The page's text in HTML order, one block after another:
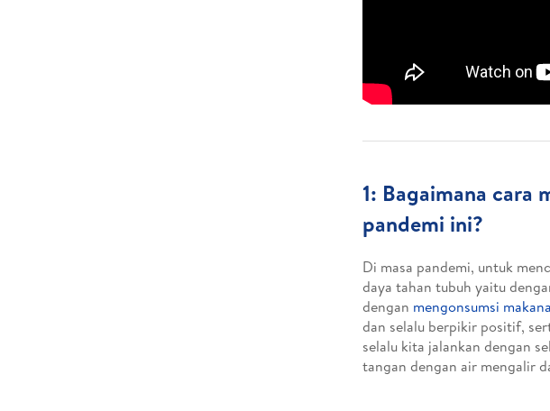
1: Bagaimana cara
pandemi ini?
Di masa pandemi, untuk
daya tahan tubuh yaitu
dengan mengonsumsi
dan selalu berpikir positif,
selalu kita jalankan dengan
tangan dengan air mengalir